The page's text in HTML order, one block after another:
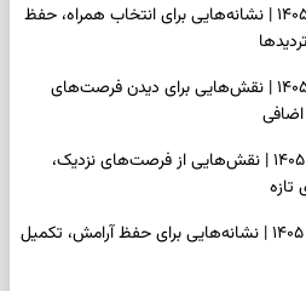
فال اسم امروز جمعه ۱۶ مرداد ۱۴۰۵ | نشانه‌هایی برای انتخاب همراه، حفظ
فال چای امروز جمعه ۱۶ مرداد ۱۴۰۵ | نقش‌هایی برای دیدن فرصت‌های
فال قهوه امروز جمعه ۱۶ مرداد ۱۴۰۵ | نقش‌هایی از فرصت‌های نزدیک،
فال شمع امروز جمعه ۱۶ مرداد ۱۴۰۵ | نشانه‌هایی برای حفظ آرامش، تکمیل